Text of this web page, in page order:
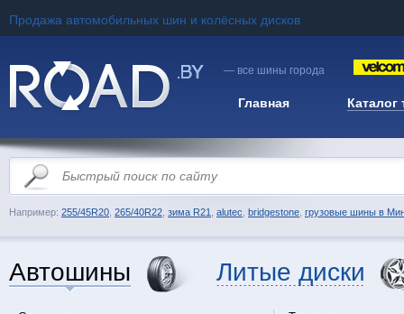
Продажа автомобильных шин и колёсных дисков
— все шины города
Главная Каталог
Например: 255/45R20 265/40R22 зима R21 alutec bridgestone грузовые шины в
Автошины Литые диски